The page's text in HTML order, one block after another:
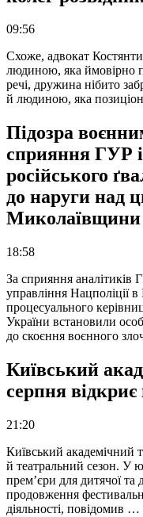
09:56
Схоже, адвокат
людиною, яка ймовірно
речі, дружина нібито
й людиною, яка
Підозра
сприяння ГУР
російського
до наруги над
Миколаївщини
18:58
За сприяння аналітиків
управління Нацполіції в
процесуального
України встановили
до скоєння воєнного
Київський
серпня
21:20
Київський академічний
й театральний сезон. У
прем’єри для дитячої та
продовження
діяльності, повідомив …